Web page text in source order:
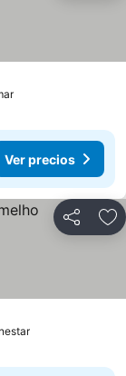
Ver precios
Ver precios
Compartir
Ver precios